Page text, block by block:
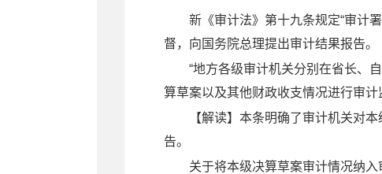
新《审计法》第十九条规定“审计
督，向国务院总理提出审计结果报告。
“地方各级审计机关分别在省长、
算草案以及其他财政收支情况进行审计
【解读】本条明确了审计机关对
告。
关于将本级决算草案审计情况纳入